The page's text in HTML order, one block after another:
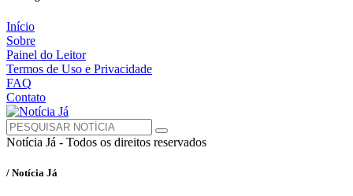
Início
Sobre
Painel do Leitor
Termos de Uso e Privacidade
FAQ
Contato
Notícia Já - Todos os direitos reservados
/ Notícia Já